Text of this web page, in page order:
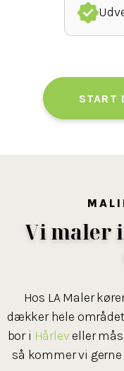
START
Vi maler i
Hos LA Maler
dækker hele
bor i Hårleveller
så kommer vi